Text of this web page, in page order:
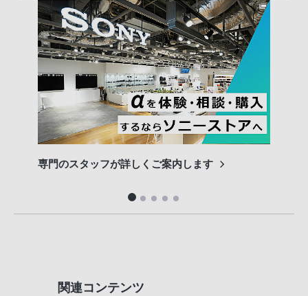
専門のスタッフが詳しくご案内します
関連コンテンツ